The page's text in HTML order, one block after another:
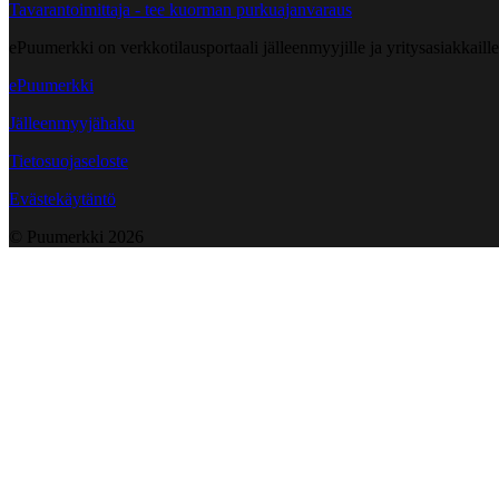
Tavarantoimittaja - tee kuorman purkuajanvaraus
ePuumerkki on verkkotilausportaali jälleenmyyjille ja
ePuumerkki
Jälleenmyyjähaku
Tietosuojaseloste
Evästekäytäntö
© Puumerkki 2026